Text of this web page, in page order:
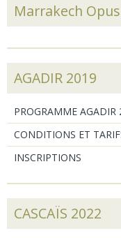
Marrakech
AGADIR 2019
PROGRAMME AGADIR
CONDITIONS ET
INSCRIPTIONS
CASCAÏS 2022